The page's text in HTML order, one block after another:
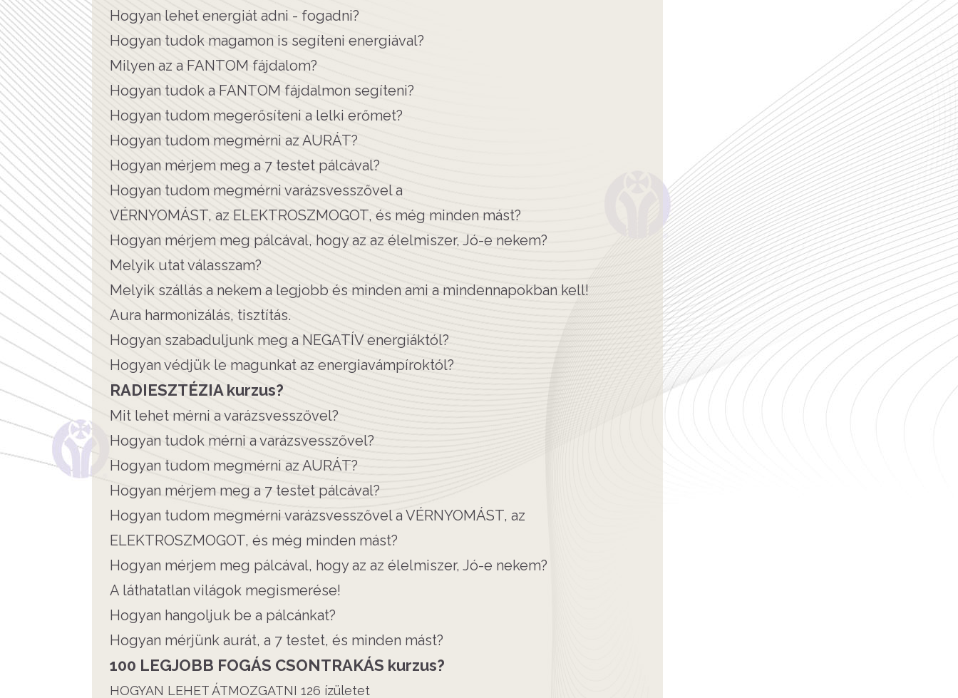
Hogyan lehet energiát adni - fogadni?
Hogyan tudok magamon is segíteni energiával?
Milyen az a FANTOM fájdalom?
Hogyan tudok a FANTOM fájdalmon segíteni?
Hogyan tudom megerősíteni a lelki erőmet?
Hogyan tudom megmérni az AURÁT?
Hogyan mérjem meg a 7 testet pálcával?
Hogyan tudom megmérni varázsvesszővel a
VÉRNYOMÁST, az ELEKTROSZMOGOT, és még minden mást?
Hogyan mérjem meg pálcával, hogy az az élelmiszer, Jó-e nekem?
Melyik utat válasszam?
Melyik szállás a nekem a legjobb és minden ami a mindennapokban kell!
Aura harmonizálás, tisztítás.
Hogyan szabaduljunk meg a NEGATÍV energiáktól?
Hogyan védjük le magunkat az energiavámpíroktól?
RADIESZTÉZIA kurzus?
Mit lehet mérni a varázsvesszővel?
Hogyan tudok mérni a varázsvesszővel?
Hogyan tudom megmérni az AURÁT?
Hogyan mérjem meg a 7 testet pálcával?
Hogyan tudom megmérni varázsvesszővel a VÉRNYOMÁST, az
ELEKTROSZMOGOT, és még minden mást?
Hogyan mérjem meg pálcával, hogy az az élelmiszer, Jó-e nekem?
A láthatatlan világok megismerése!
Hogyan hangoljuk be a pálcánkat?
Hogyan mérjünk aurát, a 7 testet, és minden mást?
100 LEGJOBB FOGÁS CSONTRAKÁS kurzus?
HOGYAN LEHET ÁTMOZGATNI 126 ízületet